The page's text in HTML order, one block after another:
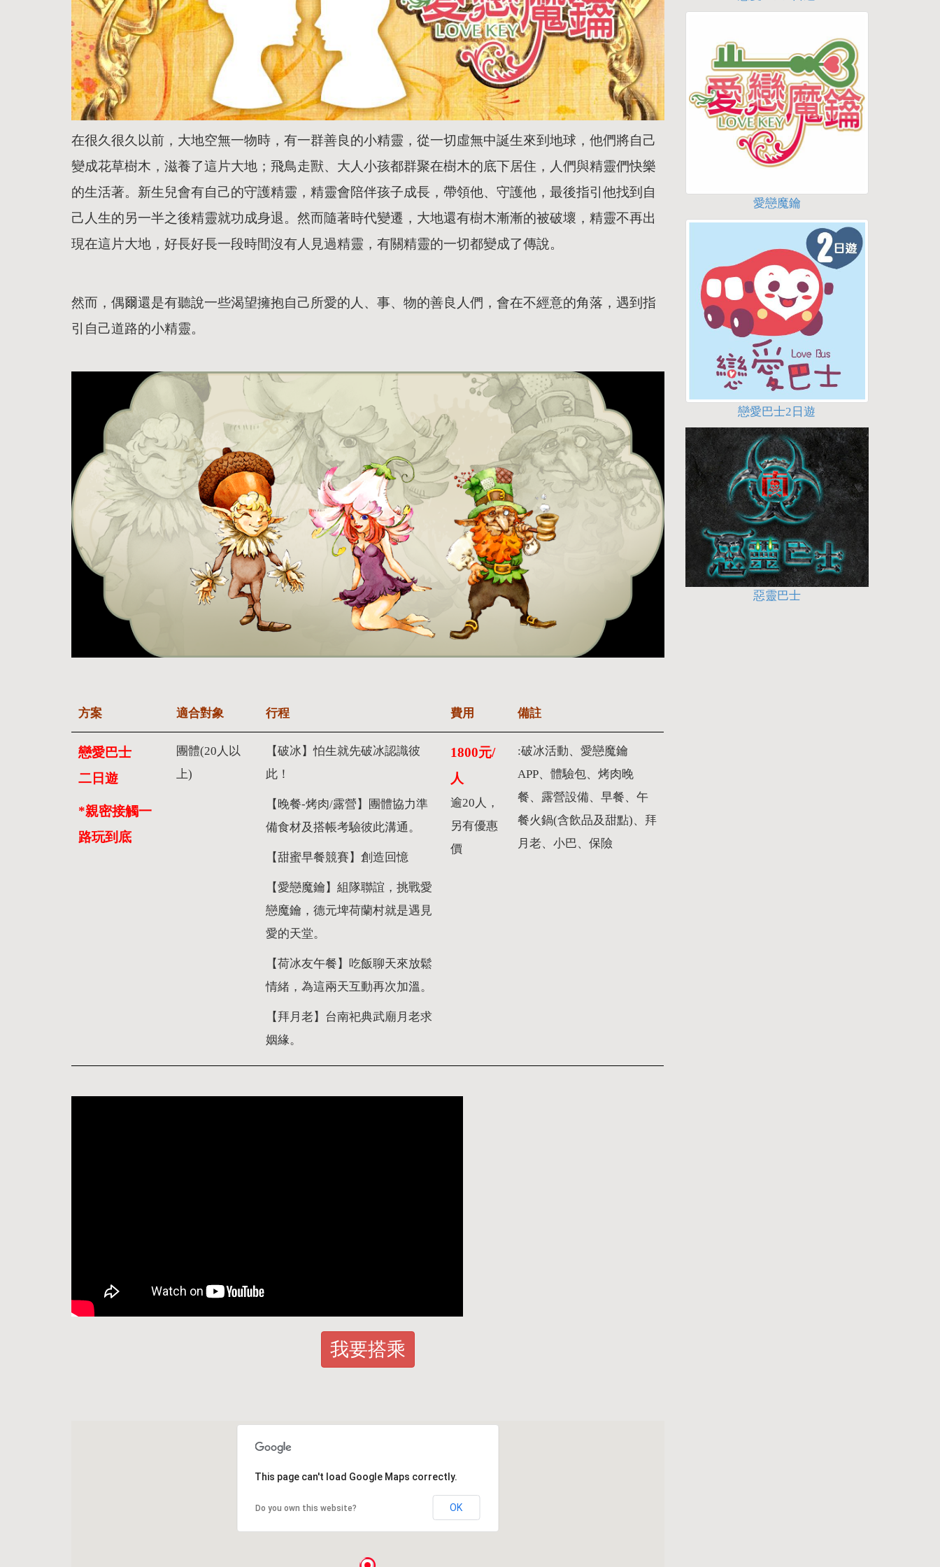
在很久很久以前，大地空無一物時，有一群善良的小精靈，從一切虛無中誕生來到地球，他們將自己
變成花草樹木，滋養了這片大地；飛鳥走獸、大人小孩都群聚在樹木的底下居住，人們與精靈們快樂
的生活著。新生兒會有自己的守護精靈，精靈會陪伴孩子成長，帶領他、守護他，最後指引他找到自
己人生的另一半之後精靈就功成身退。然而隨著時代變遷，大地還有樹木漸漸的被破壞，精靈不再出
現在這片大地，好長好長一段時間沒有人見過精靈，有關精靈的一切都變成了傳說。
然而，偶爾還是有聽說一些渴望擁抱自己所愛的人、事、物的善良人們，會在不經意的角落，遇到指
引自己道路的小精靈。
方案 適合對象 行程 費用 備註
戀愛巴士
二日遊
*親密接觸一
路玩到底
團體(20人以
上)
【破冰】怕生就先破冰認識彼
此！
【晚餐-烤肉/露營】團體協力準
備食材及搭帳考驗彼此溝通。
【甜蜜早餐競賽】創造回憶
【愛戀魔鑰】組隊聯誼，挑戰愛
戀魔鑰，德元埤荷蘭村就是遇見
愛的天堂。
【荷冰友午餐】吃飯聊天來放鬆
情緒，為這兩天互動再次加溫。
【拜月老】台南祀典武廟月老求
姻緣。
1800元/
人
逾20人，
另有優惠
價
:破冰活動、愛戀魔鑰
APP、體驗包、烤肉晚
餐、露營設備、早餐、午
餐火鍋(含飲品及甜點)、拜
月老、小巴、保險
我要搭乘
This page can't load Google Maps correctly.
Do you own this website? OK
愛戀魔鑰
戀愛巴士2日遊
惡靈巴士